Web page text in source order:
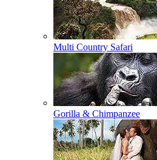
Multi Country Safari
Gorilla & Chimpanzee